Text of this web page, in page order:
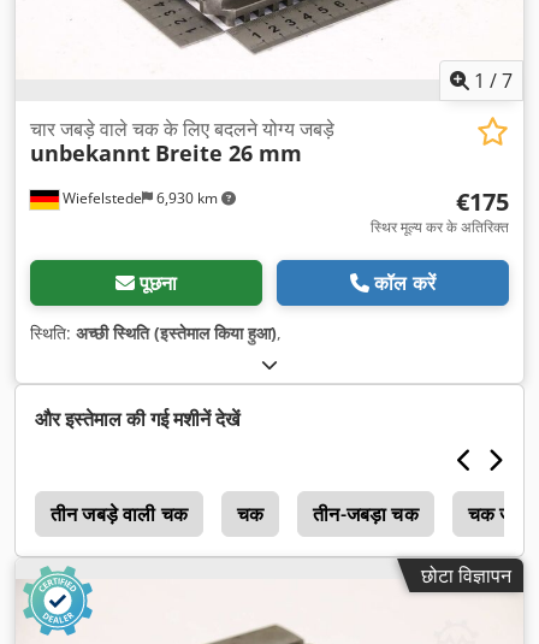
1 /7
Wiefelstede 6,930 km
चार जबड़े वाले चक के लिए बदलने योग्य जबड़े
unbekannt Breite 26 mm
€175
स्थिर मूल्य कर के अतिरिक्त
पूछना कॉल करें
स्थिति: अच्छी स्थिति (इस्तेमाल किया हुआ),
और इस्तेमाल की गई मशीनें देखें
तीन जबड़े वाली चक चक तीन-जबड़ा चक चक जबड़े
छोटा विज्ञापन